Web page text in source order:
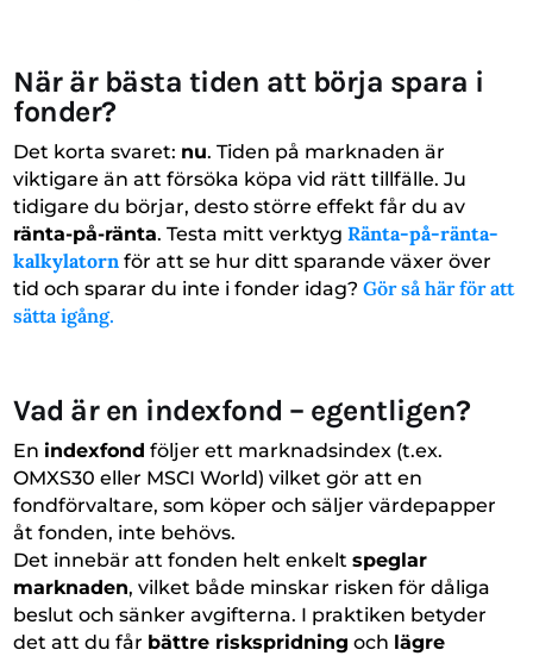
När är bästa tiden att börja spara i
fonder?
Det korta svaret: nu. Tiden på marknaden är
viktigare än att försöka köpa vid rätt tillfälle. Ju
tidigare du börjar, desto större effekt får du av
ränta-på-ränta. Testa mitt verktygRänta-på-ränta-
kalkylatorn för att se hur ditt sparande växer över
tid och sparar du inte i fonder idag?Gör så här för att
sätta igång.
Vad är en indexfond – egentligen?
En indexfond följer ett marknadsindex (t.ex.
OMXS30 eller MSCI World) vilket gör att en
fondförvaltare, som köper och säljer värdepapper
åt fonden, inte behövs.
Det innebär att fonden helt enkeltspeglar
marknaden, vilket både minskar risken för dåliga
beslut och sänker avgifterna. I praktiken betyder
det att du får bättre riskspridning och lägre